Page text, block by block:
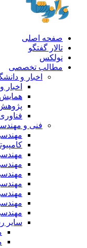
صفحه اصلی
تالار گفتگو
نولکس
مطالب تخصصی
اخبار و دانشگاه
اخبار و
همایش و
پژوهش و
فناوری و
فنی و مهندسی
مهندسی
کامپیوتر و
مهندسی
مهندسی
مهندسی
مهندسی
مهندسی
مهندسی
مهندسی
سایر